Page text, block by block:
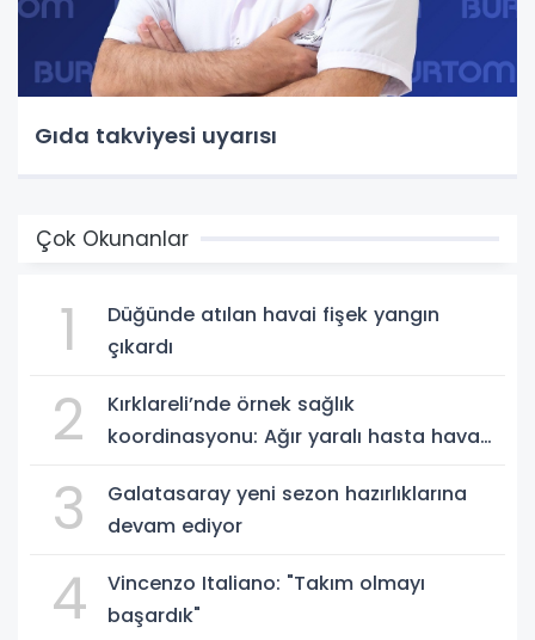
Gıda takviyesi uyarısı
Çok Okunanlar
1
Düğünde atılan havai fişek yangın
çıkardı
2
Kırklareli’nde örnek sağlık
koordinasyonu: Ağır yaralı hasta hava
3
Galatasaray yeni sezon hazırlıklarına
devam ediyor
4
Vincenzo Italiano: "Takım olmayı
başardık"